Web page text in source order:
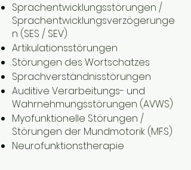
Sprachentwicklungsstörungen /
Sprachentwicklungsverzögerunge
n (SES / SEV)
Artikulationsstörungen
Störungen des Wortschatzes
Sprachverständnisstörungen
Auditive Verarbeitungs- und
Wahrnehmungsstörungen (AVWS)
Myofunktionelle Störungen /
Störungen der Mundmotorik (MFS)
Neurofunktionstherapie